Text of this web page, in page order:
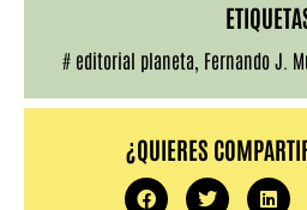
# editorial planeta Fernando J.
¿QUIERES